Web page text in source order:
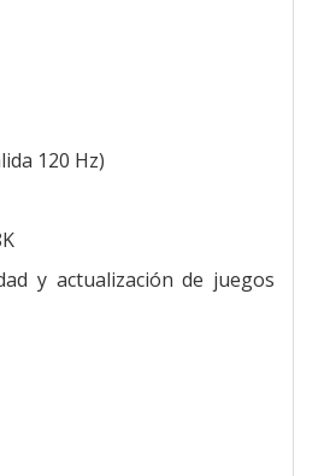
120 Hz)
y actualización de juegos